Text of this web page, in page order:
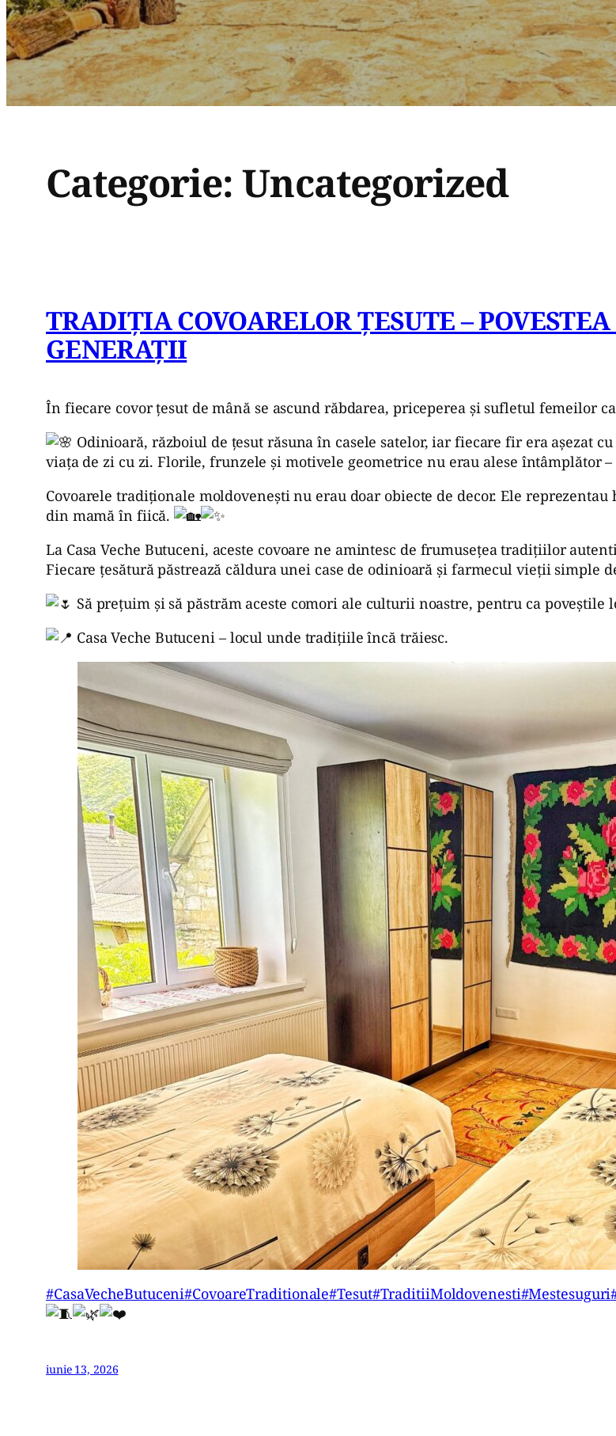
Categorie:Uncategorized
TRADIȚIA COVOARELOR ȚESUTE –
GENERAȚII
În fiecare covor țesut de mână se ascund răbdarea, priceperea și sufletul femeilor
Odinioară, războiul de țesut răsuna în casele satelor, iar fiecare fir era așezat
viața de zi cu zi. Florile, frunzele și motivele geometrice nu erau alese întâmplător
Covoarele tradiționale moldovenești nu erau doar obiecte de decor. Ele
din mamă în fiică.
La Casa Veche Butuceni, aceste covoare ne amintesc de frumusețea tradițiilor
Fiecare țesătură păstrează căldura unei case de odinioară și farmecul vieții simple
Să prețuim și să păstrăm aceste comori ale culturii noastre, pentru ca
Casa Veche Butuceni – locul unde tradițiile încă trăiesc.
#CasaVecheButuceni#CovoareTraditionale#Tesut#TraditiiMoldovenesti#Mestesuguri
iunie 13, 2026